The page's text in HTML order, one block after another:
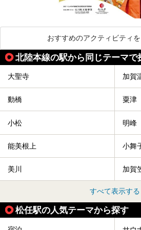
おすすめのアクティビティ
北陸本線の駅から同じテーマで
大聖寺 加賀
動橋 粟津
小松 明峰
能美根上 小舞
美川 加賀
すべて表示する
松任駅の人気テーマから探す